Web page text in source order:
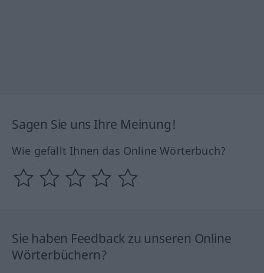
Sagen Sie uns Ihre Meinung!
Wie gefällt Ihnen das Online Wörterbuch?
Sie haben Feedback zu unseren Online
Wörterbüchern?